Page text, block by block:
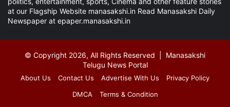
at our Flagship Website manasakshi.in Read Manasakshi Daily
Newspaper at epaper.manasakshi.in
© Copyright 2026, All Rights Reserved | Manasakshi
Telugu News Portal
About Us Contact Us Advertise With Us
Privacy Policy
DMCA
Terms & Condition